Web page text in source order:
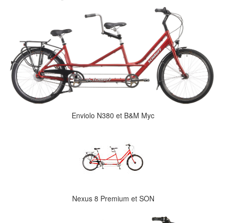
Enviolo N380 et B&M Myc
Nexus 8 Premium et SON